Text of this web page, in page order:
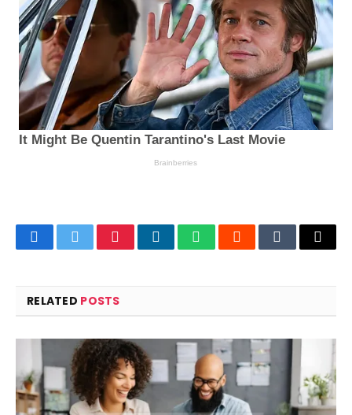
FacebookTwitterPinterestLinkedInWhatsAppRedditTumblrEmail
RELATED POSTS